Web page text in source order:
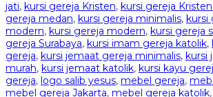
jati, kursi gereja Kristen, kursi gereja
gereja medan, kursi gereja minimalis, kursi
modern, kursi gereja modern, kursi gereja
gereja Surabaya, kursi imam gereja katolik,
gereja, kursi jemaat gereja minimalis, kursi
murah, kursi jemaat katolik, kursi kayu
gereja, logo salib yesus, mebel gereja,
mebel gereja Jakarta, mebel gereja katolik,